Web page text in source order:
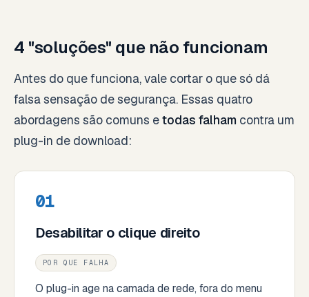
4 "soluções" que não funcionam
Antes do que funciona, vale cortar o que só dá
falsa sensação de segurança. Essas quatro
abordagens são comuns etodas falham contra um
plug-in de download:
01
Desabilitar o clique direito
POR QUE FALHA
O plug-in age na camada de rede, fora do menu